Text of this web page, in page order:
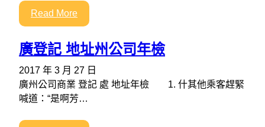
Read More
廣登記 地址州公司年檢
2017 年 3 月 27 日
廣州公司商業 登記 處 地址年檢 1. 什其他乘客趕緊
喊道：“是啊芳…